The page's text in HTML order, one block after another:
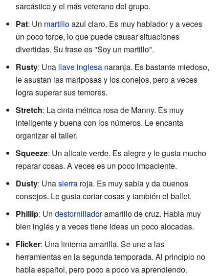
sarcástico y el más veterano del grupo.
Pat: Un martilloazul claro. Es muy hablador y a veces
un poco torpe, lo que puede causar situaciones
divertidas. Su frase es "Soy un martillo".
Rusty: Una llave inglesa naranja. Es bastante miedoso,
le asustan las mariposas y los conejos, pero a veces
logra superar sus temores.
Stretch: La cinta métrica rosa de Manny. Es muy
inteligente y buena con los números. Le encanta
organizar el taller.
Squeeze: Un alicate verde. Es alegre y le gusta mucho
reparar cosas. A veces es un poco impaciente.
Dusty: Unasierra roja. Es muy sabia y da buenos
consejos. Le gusta cortar cosas y también el ballet.
Phillip: Un destornilladoramarillo de cruz. Habla muy
bien inglés y a veces tiene ideas un poco alocadas.
Flicker: Una linterna amarilla. Se une a las
herramientas en la segunda temporada. Al principio no
habla español, pero poco a poco va aprendiendo.